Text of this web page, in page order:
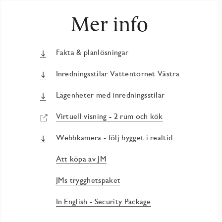
Mer info
Fakta & planlösningar
Inredningsstilar Vattentornet Västra
Lägenheter med inredningsstilar
Virtuell visning - 2 rum och kök
Webbkamera - följ bygget i realtid
Att köpa av JM
JMs trygghetspaket
In English - Security Package